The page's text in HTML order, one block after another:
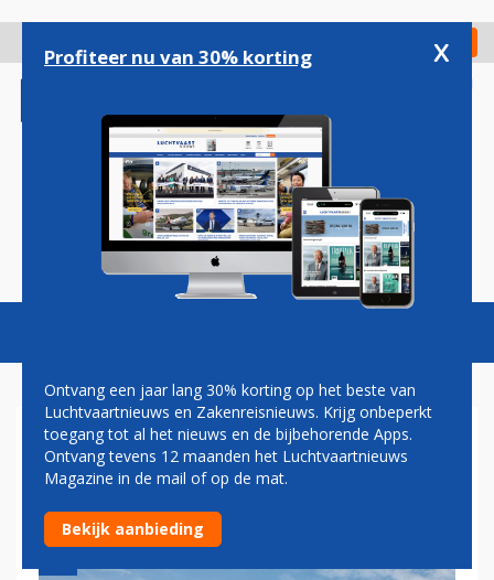
gaan
Check in
Magazine Podcasts Vacatures
SERIEPRODUCTIE CHINESE
ARJ21 EINDELIJK VAN START
Profiteer nu van 30% korting x
Ontvang een jaar lang 30% korting op het beste van
Luchtvaartnieuws en Zakenreisnieuws. Krijg onbeperkt
toegang tot al het nieuws en de bijbehorende Apps.
Ontvang tevens 12 maanden het Luchtvaartnieuws
Magazine in de mail of op de mat.
Bekijk aanbieding